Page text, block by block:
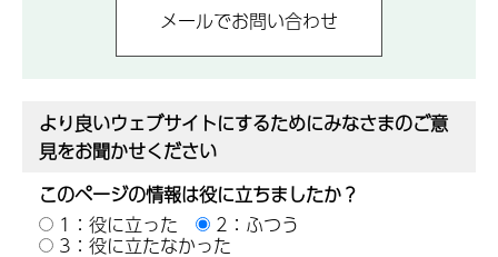
より良いウェブサイトにするためにみなさまのご意
見をお聞かせください
このページの情報は役に立ちましたか？
1：役に立った
2：ふつう
3：役に立たなかった